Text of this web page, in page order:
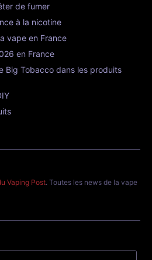
de fumer
à la nicotine
vape en France
en France
Big Tobacco dans les produits
Vaping Post. Toutes les news de la vape